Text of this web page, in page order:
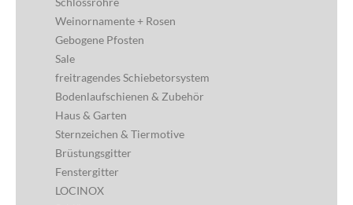
Weinornamente + Rosen
Gebogene Pfosten
Sale
freitragendes Schiebetorsystem
Bodenlaufschienen & Zubehör
Haus & Garten
Sternzeichen & Tiermotive
Brüstungsgitter
Fenstergitter
LOCINOX